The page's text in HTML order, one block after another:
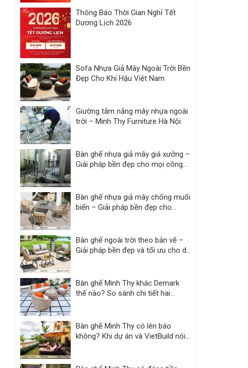
Thông Báo Thời Gian Nghỉ Tết
Dương Lịch 2026
Sofa Nhựa Giả Mây Ngoài Trời Bền
Đẹp Cho Khí Hậu Việt Nam
Giường tắm nắng mây nhựa ngoài
trời – Minh Thy Furniture Hà Nội
Bàn ghế nhựa giả mây giá xưởng –
Giải pháp bền đẹp cho mọi công
Bàn ghế nhựa giả mây chống muối
biển – Giải pháp bền đẹp cho
Bàn ghế ngoài trời theo bản vẽ –
Giải pháp bền đẹp và tối ưu cho dự
Bàn ghế Minh Thy khác Demark
thế nào? So sánh chi tiết hai
Bàn ghế Minh Thy có lên báo
không? Khi dự án và VietBuild nói